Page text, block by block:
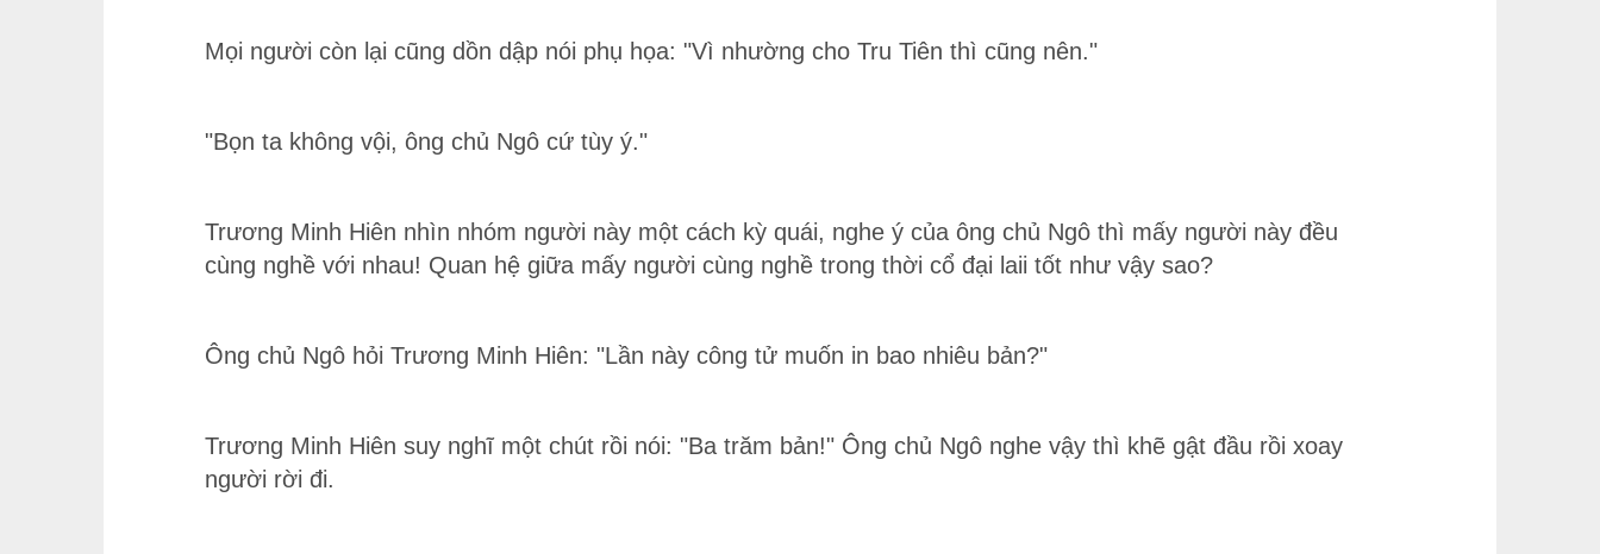
Mọi người còn lại cũng dồn dập nói phụ họa: "Vì nhường cho Tru Tiên thì cũng nên."
"Bọn ta không vội, ông chủ Ngô cứ tùy ý."
Trương Minh Hiên nhìn nhóm người này một cách kỳ quái, nghe ý của ông chủ Ngô thì mấy người này đều
cùng nghề với nhau! Quan hệ giữa mấy người cùng nghề trong thời cổ đại laii tốt như vậy sao?
Ông chủ Ngô hỏi Trương Minh Hiên: "Lần này công tử muốn in bao nhiêu bản?"
Trương Minh Hiên suy nghĩ một chút rồi nói: "Ba trăm bản!" Ông chủ Ngô nghe vậy thì khẽ gật đầu rồi xoay
người rời đi.